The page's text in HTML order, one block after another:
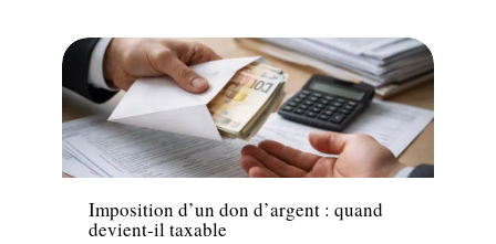
Actu
Imposition d’un don d’argent : quand
devient-il taxable